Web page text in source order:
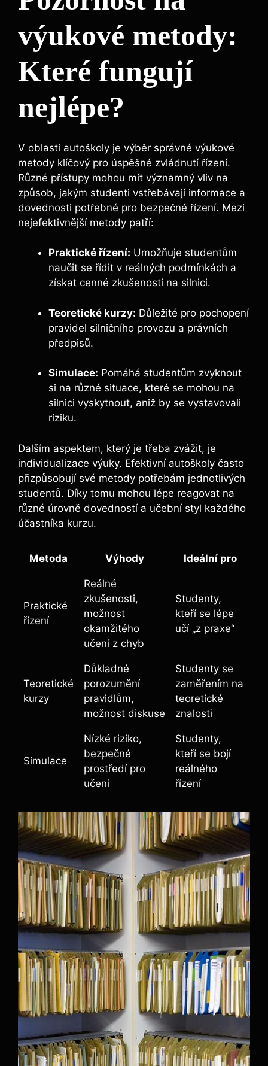
výukové metody:
Které fungují
nejlépe?
V oblasti autoškoly je výběr správné výukové
metody klíčový pro úspěšné zvládnutí řízení.
Různé přístupy mohou mít významný vliv na
způsob, jakým studenti vstřebávají informace a
dovednosti potřebné pro bezpečné řízení. Mezi
nejefektivnější metody patří:
Praktické řízení: Umožňuje studentům
naučit se řídit v reálných podmínkách a
získat cenné zkušenosti na silnici.
Teoretické kurzy: Důležité pro pochopení
pravidel silničního provozu a právních
předpisů.
Simulace: Pomáhá studentům zvyknout
si na různé situace, které se mohou na
silnici vyskytnout, aniž by se vystavovali
riziku.
Dalším aspektem, který je třeba zvážit, je
individualizace výuky. Efektivní autoškoly často
přizpůsobují své metody potřebám jednotlivých
studentů. Díky tomu mohou lépe reagovat na
různé úrovně dovedností a učební styl každého
účastníka kurzu.
Metoda Výhody Ideální pro
Praktické
řízení
Reálné
zkušenosti,
možnost
okamžitého
učení z chyb
Studenty,
kteří se lépe
učí „z praxe“
Teoretické
kurzy
Důkladné
porozumění
pravidlům,
možnost diskuse
Studenty se
zaměřením na
teoretické
znalosti
Simulace
Nízké riziko,
bezpečné
prostředí pro
učení
Studenty,
kteří se bojí
reálného
řízení